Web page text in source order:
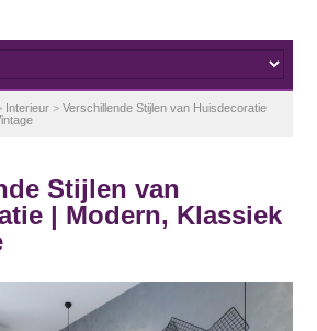
Interieur >Verschillende Stijlen van Huisdecoratie
Stijlen van
| Modern, Klassiek